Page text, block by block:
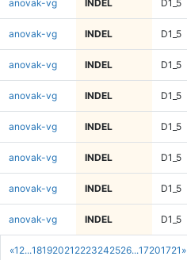
«1 2...18192021 2223242526...17201721 »
anovak-vg INDEL D1_5
anovak-vg INDEL D1_5
anovak-vg INDEL D1_5
anovak-vg INDEL D1_5
anovak-vg INDEL D1_5
anovak-vg INDEL D1_5
anovak-vg INDEL D1_5
anovak-vg INDEL D1_5